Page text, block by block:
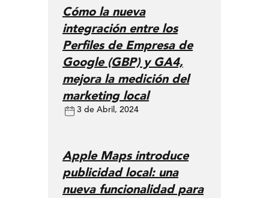
Cómo la nueva
integración entre los
Perfiles de Empresa de
Google (GBP) y GA4,
mejora la medición del
marketing local
3 de Abril, 2024
Apple Maps introduce
publicidad local: una
nueva funcionalidad para